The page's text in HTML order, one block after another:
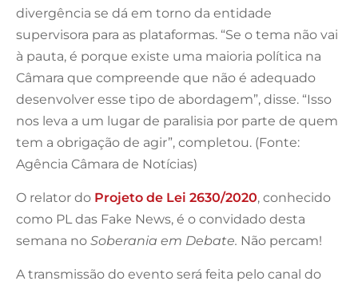
divergência se dá em torno da entidade
supervisora para as plataformas. “Se o tema não vai
à pauta, é porque existe uma maioria política na
Câmara que compreende que não é adequado
desenvolver esse tipo de abordagem”, disse. “Isso
nos leva a um lugar de paralisia por parte de quem
tem a obrigação de agir”, completou. (Fonte:
Agência Câmara de Notícias)
O relator do Projeto de Lei 2630/2020, conhecido
como PL das Fake News, é o convidado desta
semana no Soberania em Debate. Não percam!
A transmissão do evento será feita pelo canal do